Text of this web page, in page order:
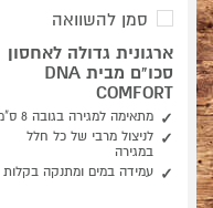
סמן להשוואה
ארגונית גדולה לאחסון
סכו"ם מבית DNA
COMFORT
מתאימה למגירה בגובה 8 ס"מ
לניצול מרבי של כל חלל
במגירה
עמידה במים ומתנקה בקלות